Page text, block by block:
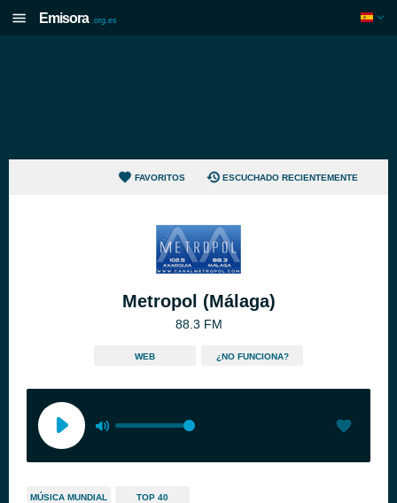
Emisora .org.es
FAVORITOS ESCUCHADO RECIENTEMENTE
Metropol (Málaga)
88.3 FM
WEB ¿NO FUNCIONA?
MÚSICA MUNDIAL TOP 40